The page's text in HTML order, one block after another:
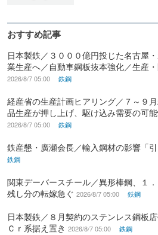
おすすめ記事
日本製鉄／３０００億円投じた名古屋
業生産へ／自動車鋼板抜本強化／生産
2026/8/7 05:00 鉄鋼
経産省の生産計画ヒアリング／７～９
品生産が押し上げ、駆け込み需要の可
2026/8/7 05:00 鉄鋼
鉄産懇・廣瀬会長／輸入鋼材の影響「引
鉄鋼
関東デーバースチール／異形棒鋼、１
残し分の転嫁急ぐ 2026/8/7 05:00 鉄鋼
日本製鉄／８月契約のステンレス鋼板
Ｃｒ系据え置き 2026/8/7 05:00 鉄鋼